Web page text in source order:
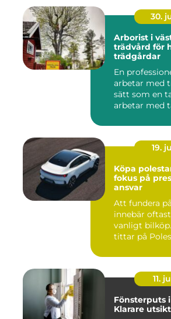
30.
Arborist i
trädvård för
trädgårdar
En
arbetar med
sätt som en
arbetar med
19.
Köpa polestar elbil
fokus på
ansvar
Att fundera
innebär
vanligt
tittar på
11.
Fönsterputs
Klarare